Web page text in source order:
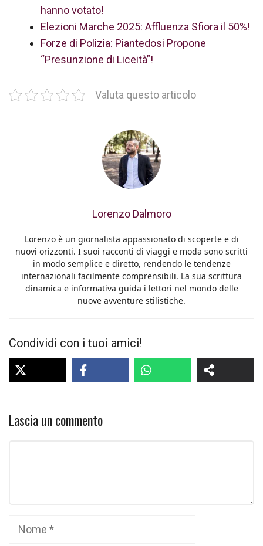
hanno votato!
Elezioni Marche 2025: Affluenza Sfiora il 50%!
Forze di Polizia: Piantedosi Propone
“Presunzione di Liceità”!
Valuta questo articolo
Lorenzo Dalmoro
Lorenzo è un giornalista appassionato di scoperte e di
nuovi orizzonti. I suoi racconti di viaggi e moda sono scritti
in modo semplice e diretto, rendendo le tendenze
internazionali facilmente comprensibili. La sua scrittura
dinamica e informativa guida i lettori nel mondo delle
nuove avventure stilistiche.
Condividi con i tuoi amici!
Lascia un commento